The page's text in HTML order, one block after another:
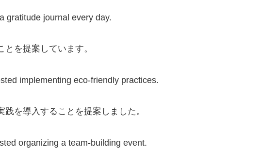
gratitude journal every day.
を提案しています。
implementing eco-friendly practices.
を導入することを提案しました。
organizing a team-building event.